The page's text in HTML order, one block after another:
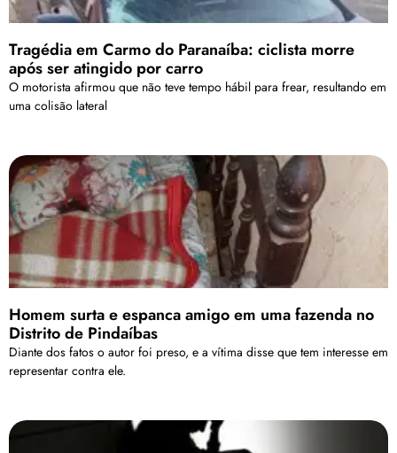
Tragédia em Carmo do Paranaíba: ciclista morre
após ser atingido por carro
O motorista afirmou que não teve tempo hábil para frear, resultando em
uma colisão lateral
Homem surta e espanca amigo em uma fazenda no
Distrito de Pindaíbas
Diante dos fatos o autor foi preso, e a vítima disse que tem interesse em
representar contra ele.